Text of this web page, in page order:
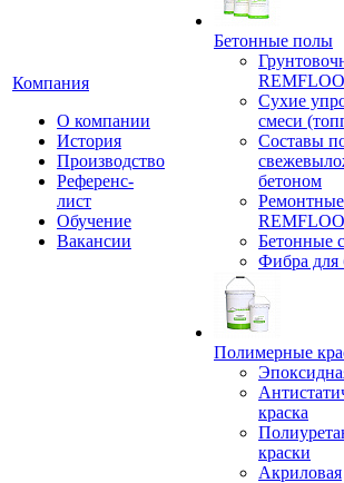
Компания
О компании
История
Производство
Референс-
лист
Обучение
Вакансии
Бетонные полы
Сухие
смеси
Составы
бетоном
Бетонные
Фибра для
Полимерные
краска
краски
Акриловая